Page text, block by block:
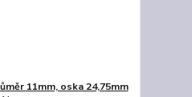
11mm, oska 24,75mm